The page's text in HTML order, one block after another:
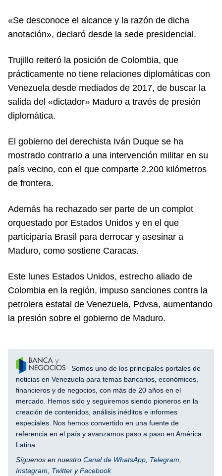
«Se desconoce el alcance y la razón de dicha
anotación», declaró desde la sede presidencial.
Trujillo reiteró la posición de Colombia, que
prácticamente no tiene relaciones diplomáticas con
Venezuela desde mediados de 2017, de buscar la
salida del «dictador» Maduro a través de presión
diplomática.
El gobierno del derechista Iván Duque se ha
mostrado contrario a una intervención militar en su
país vecino, con el que comparte 2.200 kilómetros
de frontera.
Además ha rechazado ser parte de un complot
orquestado por Estados Unidos y en el que
participaría Brasil para derrocar y asesinar a
Maduro, como sostiene Caracas.
Este lunes Estados Unidos, estrecho aliado de
Colombia en la región, impuso sanciones contra la
petrolera estatal de Venezuela, Pdvsa, aumentando
la presión sobre el gobierno de Maduro.
Somos uno de los principales portales de
noticias en Venezuela para temas bancarios, económicos,
financieros y de negocios, con más de 20 años en el
mercado. Hemos sido y seguiremos siendo pioneros en la
creación de contenidos, análisis inéditos e informes
especiales. Nos hemos convertido en una fuente de
referencia en el país y avanzamos paso a paso en América
Latina.
Síguenos en nuestro Canal de WhatsApp Telegram
Instagram
Twitter yFacebook